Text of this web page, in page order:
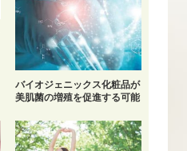
バイオジェニックス化粧品が
美肌菌の増殖を促進する可能